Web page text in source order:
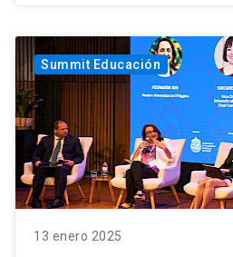
Summit Educación
13 enero 2025